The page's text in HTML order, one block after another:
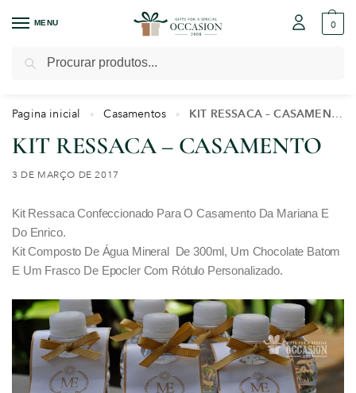
MENU 0
Pagina inicial » Casamentos » KIT RESSACA – CASAMENTO
KIT RESSACA – CASAMENTO
3 DE MARÇO DE 2017
Kit Ressaca Confeccionado Para O Casamento Da Mariana E
Do Enrico.
Kit Composto De Água Mineral De 300ml, Um Chocolate Batom
E Um Frasco De Epocler Com Rótulo Personalizado.